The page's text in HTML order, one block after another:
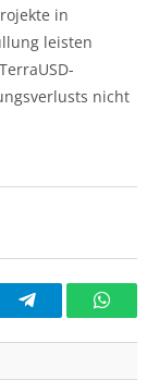
in
leisten
nicht
Telegram